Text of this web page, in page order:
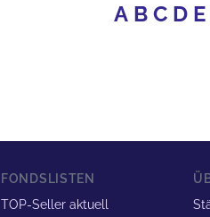
A B C D E
FONDSLISTEN
TOP-Seller aktuell